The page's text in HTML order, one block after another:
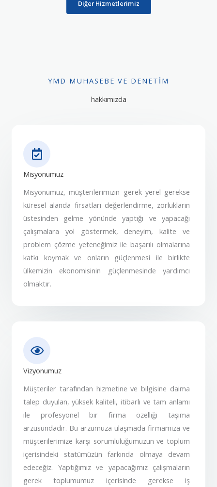
Diğer Hizmetlerimiz
YMD MUHASEBE VE DENETIM
hakkımızda
Misyonumuz
Misyonumuz, müşterilerimizin gerek yerel gerekse
küresel alanda fırsatları değerlendirme, zorlukların
üstesinden gelme yönünde yaptığı ve yapacağı
çalışmalara yol göstermek, deneyim, kalite ve
problem çözme yeteneğimiz ile başarılı olmalarına
katkı koymak ve onların güçlenmesi ile birlikte
ülkemizin ekonomisinin güçlenmesinde yardımcı
olmaktır.
Vizyonumuz
Müşteriler tarafından hizmetine ve bilgisine daima
talep duyulan, yüksek kaliteli, itibarlı ve tam anlamı
ile profesyonel bir firma özelliği taşıma
arzusundadır. Bu arzumuza ulaşmada firmamıza ve
müşterilerimize karşı sorumluluğumuzun ve toplum
içerisindeki statümüzün farkında olmaya devam
edeceğiz. Yaptığımız ve yapacağımız çalışmaların
gerek toplumumuz içerisinde gerekse iş